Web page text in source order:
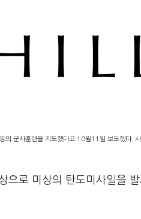
군사훈련을 지도했다고 10월11일 보도했다.
로 미상의 탄도미사일을 발